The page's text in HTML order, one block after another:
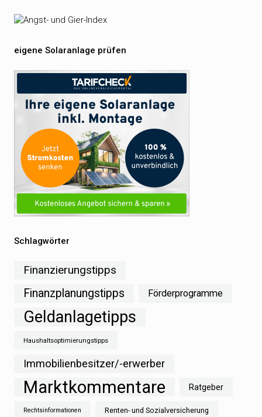
eigene Solaranlage prüfen
Schlagwörter
Finanzierungstipps
Finanzplanungstipps
Förderprogramme
Geldanlagetipps
Haushaltsoptimierungstipps
Immobilienbesitzer/-erwerber
Marktkommentare Ratgeber
Rechtsinformationen Renten- und Sozialversicherung